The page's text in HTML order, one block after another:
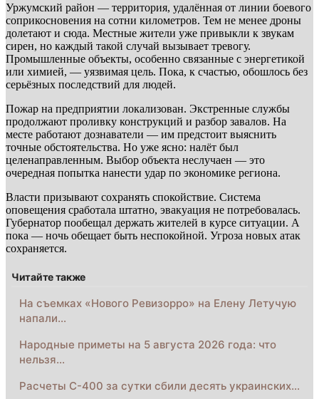
Уржумский район — территория, удалённая от линии боевого
соприкосновения на сотни километров. Тем не менее дроны
долетают и сюда. Местные жители уже привыкли к звукам
сирен, но каждый такой случай вызывает тревогу.
Промышленные объекты, особенно связанные с энергетикой
или химией, — уязвимая цель. Пока, к счастью, обошлось без
серьёзных последствий для людей.
Пожар на предприятии локализован. Экстренные службы
продолжают проливку конструкций и разбор завалов. На
месте работают дознаватели — им предстоит выяснить
точные обстоятельства. Но уже ясно: налёт был
целенаправленным. Выбор объекта неслучаен — это
очередная попытка нанести удар по экономике региона.
Власти призывают сохранять спокойствие. Система
оповещения сработала штатно, эвакуация не потребовалась.
Губернатор пообещал держать жителей в курсе ситуации. А
пока — ночь обещает быть неспокойной. Угроза новых атак
сохраняется.
Читайте также
На съемках «Нового Ревизорро» на Елену Летучую
напали…
Народные приметы на 5 августа 2026 года: что
нельзя…
Расчеты С-400 за сутки сбили десять украинских…